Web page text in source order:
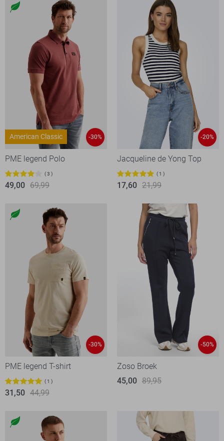
American Classic -30%
PME legend Polo
3
49,00 69,99
-20%
Jacqueline de Yong Top
1
17,60 21,99
-30%
PME legend T-shirt
1
31,50 44,99
-50%
Zoso Broek
45,00 89,95